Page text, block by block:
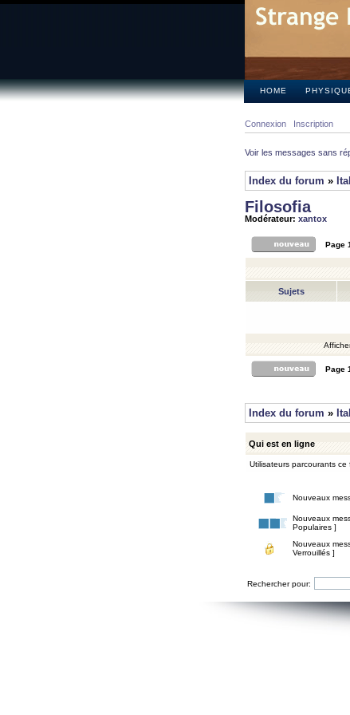
HOME
Connexion Inscription
Voir les messages sans
Index du forum »
Filosofia
Modérateur: xantox
Page 1
Sujets
Page 1
Index du forum »
Qui est en ligne
Utilisateurs parcourants
Nouveaux
Nouveaux
Populaires ]
Nouveaux
Verrouillés ]
Rechercher pour: